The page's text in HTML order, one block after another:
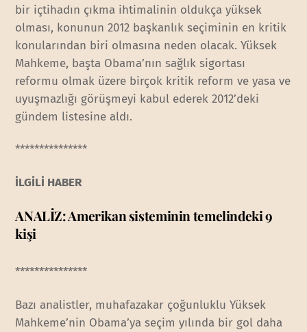
bir içtihadın çıkma ihtimalinin oldukça yüksek
olması, konunun 2012 başkanlık seçiminin en kritik
konularından biri olmasına neden olacak. Yüksek
Mahkeme, başta Obama’nın sağlık sigortası
reformu olmak üzere birçok kritik reform ve yasa ve
uyuşmazlığı görüşmeyi kabul ederek 2012’deki
gündem listesine aldı.
***************
İLGİLİ HABER
ANALİZ: Amerikan sisteminin temelindeki 9
kişi
***************
Bazı analistler, muhafazakar çoğunluklu Yüksek
Mahkeme’nin Obama’ya seçim yılında bir gol daha